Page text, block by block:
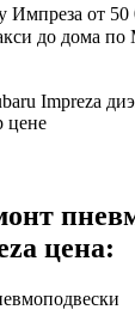
Импреза от 50
до дома по
Impreza
цене
цена: